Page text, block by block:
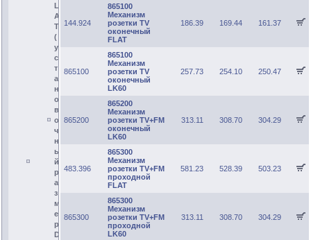
L
A
T
(
у
с
т
а
н
о
в
о
ч
н
ы
й
р
а
з
м
е
р
D
144.924
865100
Механизм
розетки TV
оконечный
FLAT
186.39 169.44 161.37
865100
865100
Механизм
розетки TV
оконечный
LK60
257.73 254.10 250.47
865200
865200
Механизм
розетки TV+FM
оконечный
LK60
313.11 308.70 304.29
483.396
865300
Механизм
розетки TV+FM
проходной
FLAT
581.23 528.39 503.23
865300
865300
Механизм
розетки TV+FM
проходной
LK60
313.11 308.70 304.29